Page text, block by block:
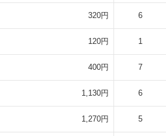
320円 6
120円 1
400円 7
1,130円 6
1,270円 5